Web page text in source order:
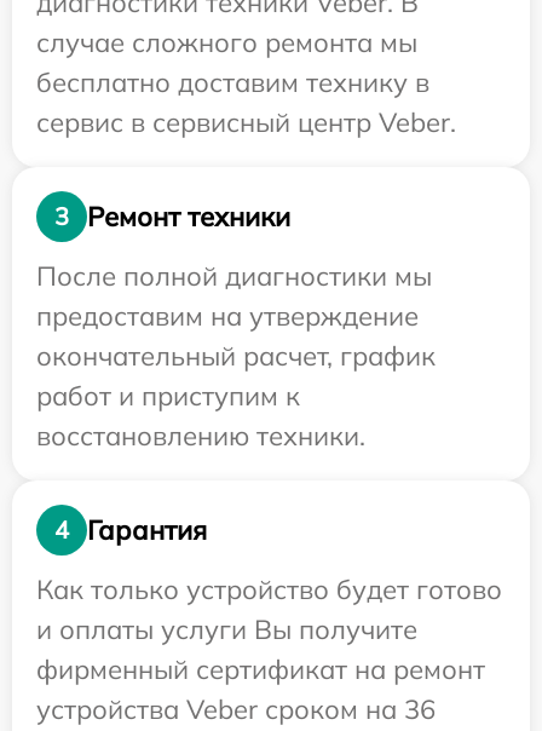
случае сложного ремонта мы
бесплатно доставим технику в
сервис в сервисный центр Veber.
3
Ремонт техники
После полной диагностики мы
предоставим на утверждение
окончательный расчет, график
работ и приступим к
восстановлению техники.
4
Гарантия
Как только устройство будет готово
и оплаты услуги Вы получите
фирменный сертификат на ремонт
устройства Veber сроком на 36